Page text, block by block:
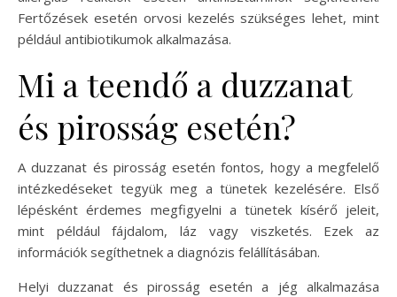
Fertőzések esetén orvosi kezelés szükséges lehet, mint
például antibiotikumok alkalmazása.
Mi a teendő a duzzanat
és pirosság esetén?
A duzzanat és pirosság esetén fontos, hogy a megfelelő
intézkedéseket tegyük meg a tünetek kezelésére. Első
lépésként érdemes megfigyelni a tünetek kísérő jeleit,
mint például fájdalom, láz vagy viszketés. Ezek az
információk segíthetnek a diagnózis felállításában.
Helyi duzzanat és pirosság esetén a jég alkalmazása